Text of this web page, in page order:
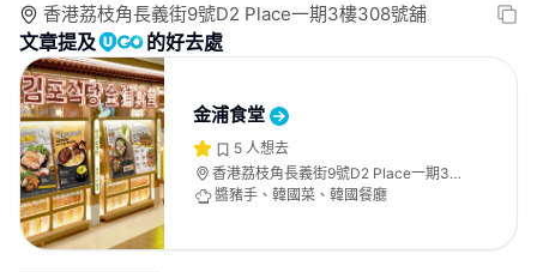
香港荔枝角長義街9號D2 Place一期3樓308號舖
文章提及 的好去處
金浦食堂
5 人想去
香港荔枝角長義街9號D2 Place一期3樓
308號舖
醬豬手、韓國菜、韓國餐廳